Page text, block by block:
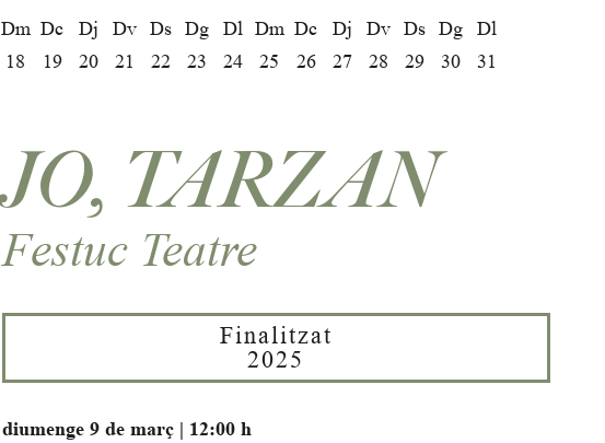
Dm
18
Dc
19
Dj
20
Dv
21
Ds
22
Dg
23
Dl
24
Dm
25
Dc
26
Dj
27
Dv
28
Ds
29
Dg
30
Dl
31
JO, TARZAN
Festuc Teatre
Finalitzat
2025
diumenge 9 de març | 12:00 h